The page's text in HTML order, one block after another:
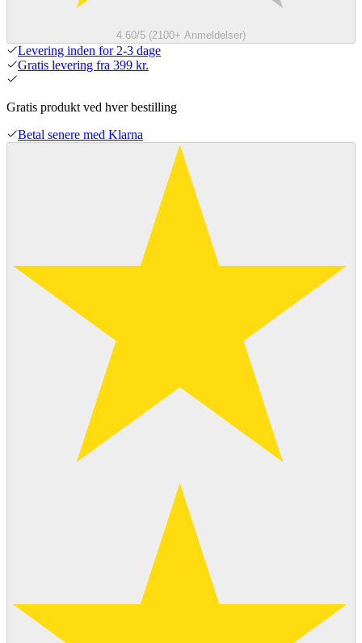
4.60/5 (2100+ Anmeldelser)
Levering inden for 2-3 dage
Gratis levering fra 399 kr.
Gratis produkt ved hver bestilling
Betal senere med Klarna